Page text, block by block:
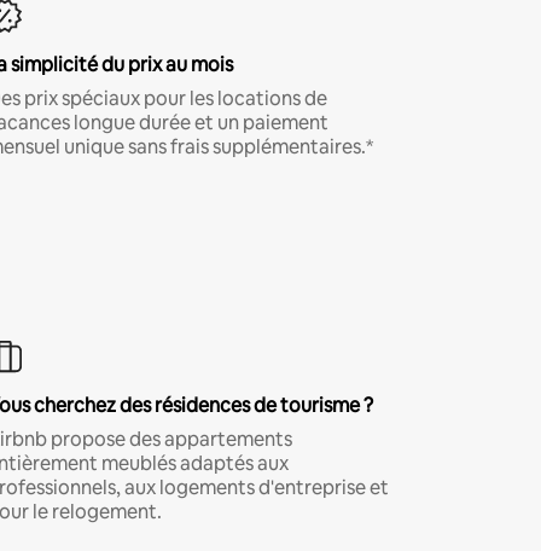
simplicité du prix au mois
prix spéciaux pour les locations de
longue durée et un paiement
unique sans frais supplémentaires.*
cherchez des résidences de tourisme ?
propose des appartements
meublés adaptés aux
aux logements d'entreprise et
le relogement.